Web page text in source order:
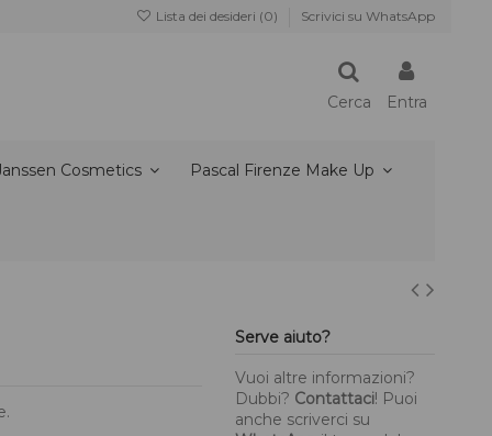
Lista dei desideri (0) Scrivici su WhatsApp
Cerca Entra
Cosmetics Pascal Firenze Make Up
Serve aiuto?
Vuoi altre informazioni?
Dubbi? Contattaci! Puoi
anche scriverci su